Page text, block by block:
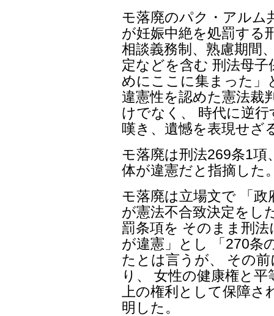
モ落廃のパク・アルム
が妊娠中絶を処罰する
相談義務制、熟慮期間
定などを含む 刑法母
めにここに集まった」
違憲性を認めた憲法裁
けでなく、 時代に逆
嘆き、遺憾を表現せざ
モ落廃は刑法269条1
体が違憲だと指摘した
モ落廃は立場文で 「
が憲法不合致決定をし
罰条項を そのまま刑
が違憲」とし 「270条
たとは言うが、 その
り、 女性の健康権と
上の権利として保障
明した。